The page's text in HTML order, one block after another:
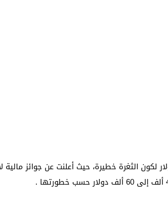
بمبلغ 60 ألف دولار لكون الثغرة خطيرة، حيث أعلنت عن